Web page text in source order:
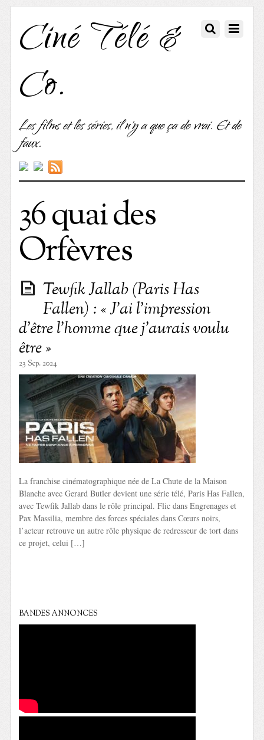
Ciné Télé &
Co.
Les films et les séries, il n'y a que ça de vrai. Et de
faux.
36 quai des
Orfèvres
Tewfik Jallab (Paris Has
Fallen) : « J’ai l’impression
d’être l’homme que j’aurais voulu
être »
23 Sep. 2024
La franchise cinématographique née de La Chute de la Maison
Blanche avec Gerard Butler devient une série télé, Paris Has Fallen,
avec Tewfik Jallab dans le rôle principal. Flic dans Engrenages et
Pax Massilia, membre des forces spéciales dans Cœurs noirs,
l’acteur retrouve un autre rôle physique de redresseur de tort dans
ce projet, celui […]
BANDES ANNONCES